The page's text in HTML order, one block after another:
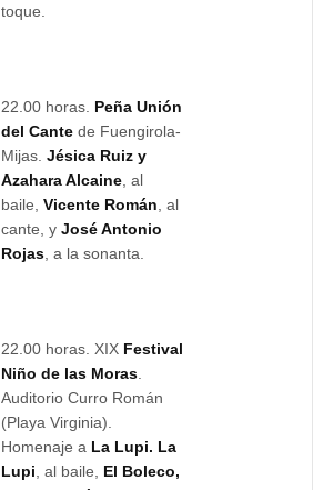
toque.
22.00 horas. Peña Unión
del Cante de Fuengirola-
Mijas.Jésica Ruiz y
Azahara Alcaine , al
baile,Vicente Román , al
cante, yJosé Antonio
Rojas , a la sonanta.
22.00 horas. XIX Festival
Niño de las Moras
Auditorio Curro Román
(Playa Virginia).
Homenaje a La Lupi. La
Lupi , al baile, El Boleco,